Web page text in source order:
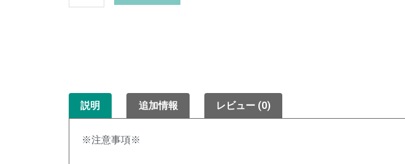
説明 追加情報 レビュー (0)
※注意事項※